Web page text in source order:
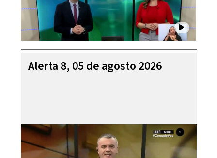
Alerta 8, 05 de agosto 2026